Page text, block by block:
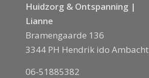
Huidzorg & Ontspanning |
Lianne
Bramengaarde 136
3344 PH Hendrik ido Ambacht
06-51885382